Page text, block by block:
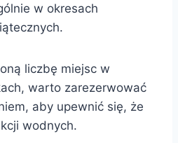
w okresach
liczbę miejsc w
warto zarezerwować
aby upewnić się, że
wodnych.